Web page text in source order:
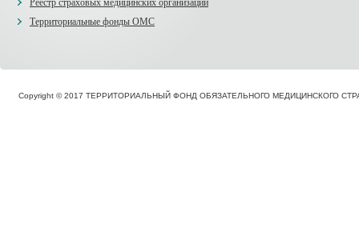
Реестр страховых медицинских организаций
Территориальные фонды ОМС
Copyright © 2017 ТЕРРИТОРИАЛЬНЫЙ ФОНД ОБЯЗАТЕЛЬНОГО МЕДИЦИНСКОГО